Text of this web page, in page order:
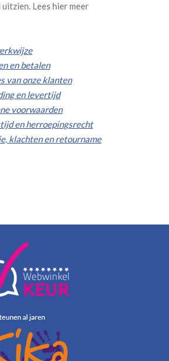
Lees hier meer
en betalen
van onze klanten
en levertijd
voorwaarden
en herroepingsrecht
klachten en retourname